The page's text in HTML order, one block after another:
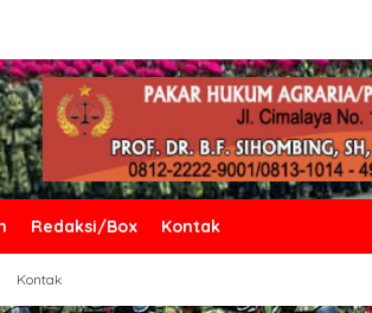
Redaksi/Box Kontak
Kontak